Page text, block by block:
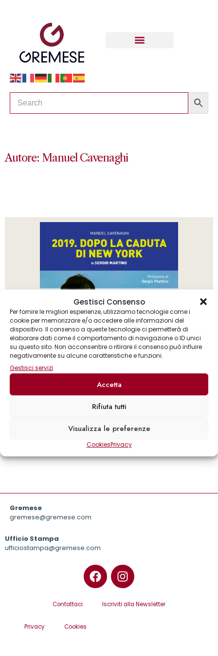
Gestisci Consenso
Per fornire le migliori esperienze, utilizziamo tecnologie come i
cookie per memorizzare e/o accedere alle informazioni del
dispositivo. Il consenso a queste tecnologie ci permetterà di
elaborare dati come il comportamento di navigazione o ID unici
su questo sito. Non acconsentire o ritirare il consenso può influire
negativamente su alcune caratteristiche e funzioni.
Gestisci servizi
Accetta
Rifiuta tutti
Visualizza le preferenze
CookiesPrivacy
Autore: Manuel Cavenaghi
2019. Dopo la caduta di New York di Sergio
Martino
Gremese
gremese@gremese.com
Ufficio Stampa
ufficiostampa@gremese.com
Contattaci Iscriviti alla Newsletter
Privacy Cookies